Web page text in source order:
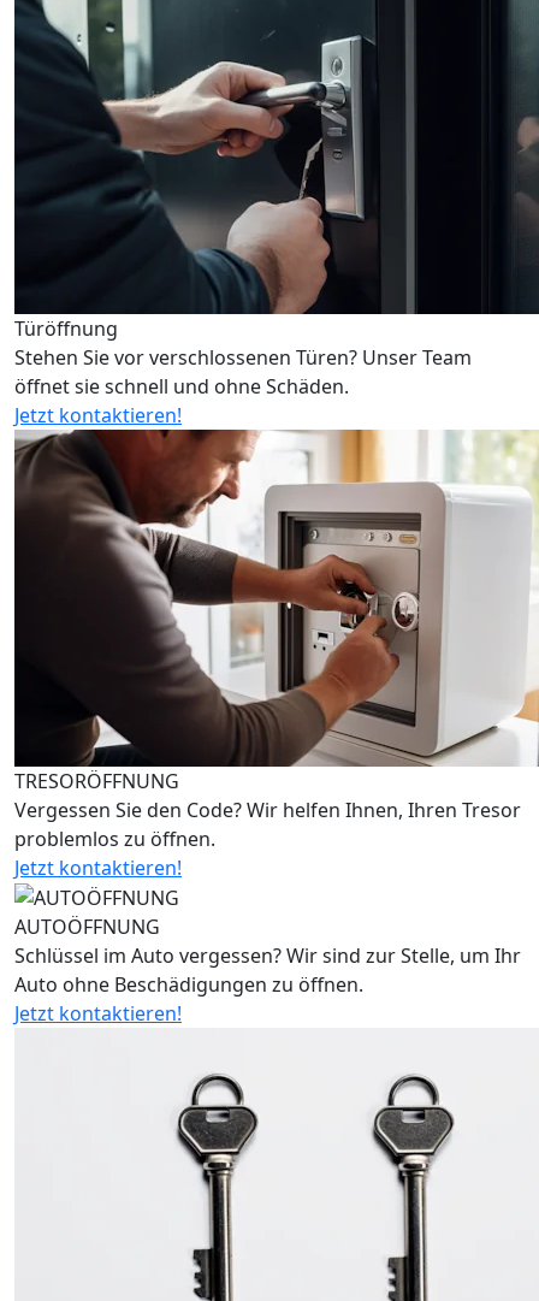
Türöffnung
Stehen Sie vor verschlossenen Türen? Unser Team
öffnet sie schnell und ohne Schäden.
Jetzt kontaktieren!
TRESORÖFFNUNG
Vergessen Sie den Code? Wir helfen Ihnen, Ihren Tresor
problemlos zu öffnen.
Jetzt kontaktieren!
AUTOÖFFNUNG
Schlüssel im Auto vergessen? Wir sind zur Stelle, um Ihr
Auto ohne Beschädigungen zu öffnen.
Jetzt kontaktieren!